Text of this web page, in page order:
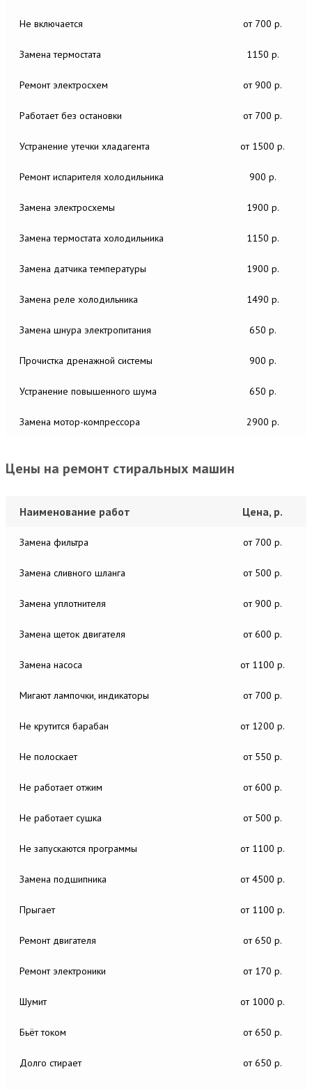
Не включается от 700 р.
Замена термостата 1150 р.
Ремонт электросхем от 900 р.
Работает без остановки от 700 р.
Устранение утечки хладагента от 1500 р.
Ремонт испарителя холодильника 900 р.
Замена электросхемы 1900 р.
Замена термостата холодильника 1150 р.
Замена датчика температуры 1900 р.
Замена реле холодильника 1490 р.
Замена шнура электропитания 650 р.
Прочистка дренажной системы 900 р.
Устранение повышенного шума 650 р.
Замена мотор-компрессора 2900 р.
Цены на ремонт стиральных машин
Наименование работ Цена, р.
Замена фильтра от 700 р.
Замена сливного шланга от 500 р.
Замена уплотнителя от 900 р.
Замена щеток двигателя от 600 р.
Замена насоса от 1100 р.
Мигают лампочки, индикаторы от 700 р.
Не крутится барабан от 1200 р.
Не полоскает от 550 р.
Не работает отжим от 600 р.
Не работает сушка от 500 р.
Не запускаются программы от 1100 р.
Замена подшипника от 4500 р.
Прыгает от 1100 р.
Ремонт двигателя от 650 р.
Ремонт электроники от 170 р.
Шумит от 1000 р.
Бьёт током от 650 р.
Долго стирает от 650 р.